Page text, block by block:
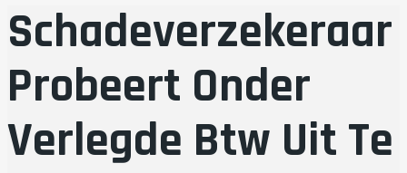
Schadeverzekeraar
Probeert Onder
Verlegde Btw Uit Te